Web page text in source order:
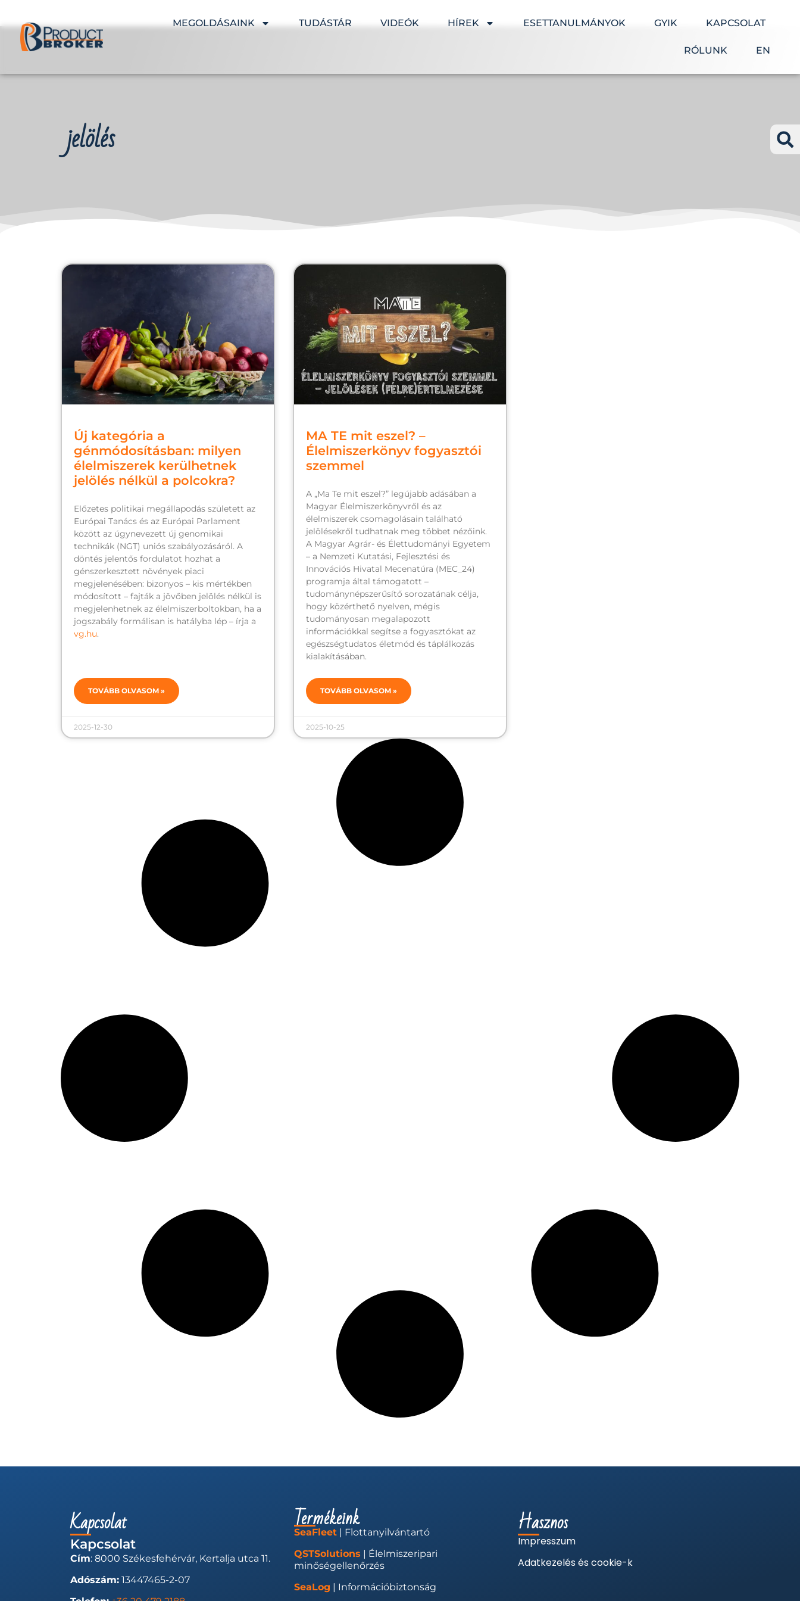
MEGOLDÁSAINK TUDÁSTÁR VIDEÓK HÍREK ESETTANULMÁNYOK GYIK KAPCSOLAT
RÓLUNK EN
jelölés
Új kategória a
génmódosításban: milyen
élelmiszerek kerülhetnek
jelölés nélkül a polcokra?
Előzetes politikai megállapodás született az
Európai Tanács és az Európai Parlament
között az úgynevezett új genomikai
technikák (NGT) uniós szabályozásáról. A
döntés jelentős fordulatot hozhat a
génszerkesztett növények piaci
megjelenésében: bizonyos – kis mértékben
módosított – fajták a jövőben jelölés nélkül is
megjelenhetnek az élelmiszerboltokban, ha a
jogszabály formálisan is hatályba lép – írja a
vg.hu.
TOVÁBB OLVASOM »
2025-12-30
MA TE mit eszel? –
Élelmiszerkönyv fogyasztói
szemmel
A „Ma Te mit eszel?” legújabb adásában a
Magyar Élelmiszerkönyvről és az
élelmiszerek csomagolásain található
jelölésekről tudhatnak meg többet nézőink.
A Magyar Agrár- és Élettudományi Egyetem
– a Nemzeti Kutatási, Fejlesztési és
Innovációs Hivatal Mecenatúra (MEC_24)
programja által támogatott –
tudománynépszerűsítő sorozatának célja,
hogy közérthető nyelven, mégis
tudományosan megalapozott
információkkal segítse a fogyasztókat az
egészségtudatos életmód és táplálkozás
kialakításában.
TOVÁBB OLVASOM »
2025-10-25
Kapcsolat
Kapcsolat
Cím: 8000 Székesfehérvár, Kertalja utca 11.
Adószám:13447465-2-07
Termékeink
SeaFleet| Flottanyilvántartó
QSTSolutions | Élelmiszeripari
minőségellenőrzés
SeaLog | Információbiztonság
Hasznos
Impresszum
Adatkezelés és cookie-k